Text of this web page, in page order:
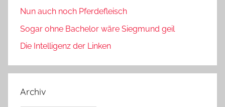
Nun auch noch Pferdefleisch
Sogar ohne Bachelor wäre Siegmund geil
Die Intelligenz der Linken
Archiv